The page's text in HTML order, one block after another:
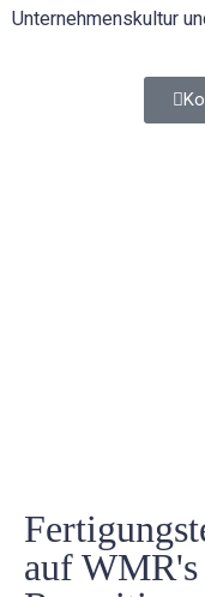
Unternehmenskultur
auf